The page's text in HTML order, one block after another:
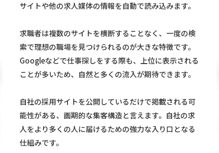
サイトや他の求人媒体の情報を自動で読み込みます。
求職者は複数のサイトを横断することなく、一度の検
索で理想の職場を見つけられるのが大きな特徴です。
Googleなどで仕事探しをする際も、上位に表示される
ことが多いため、自然と多くの流入が期待できます。
自社の採用サイトを公開しているだけで掲載される可
能性がある、画期的な集客構造と言えます。自社の求
人をより多くの人に届けるための強力な入り口となる
仕組みです。